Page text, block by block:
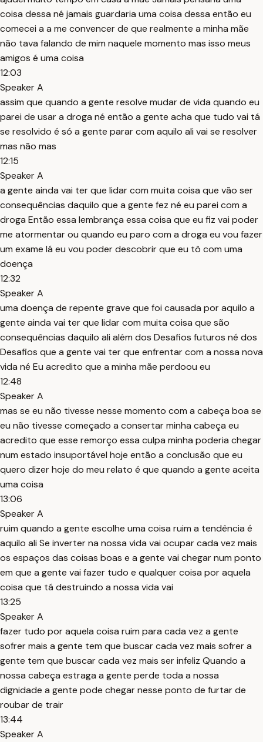
coisa dessa né jamais guardaria uma coisa dessa então eu
comecei a a me convencer de que realmente a minha mãe
não tava falando de mim naquele momento mas isso meus
amigos é uma coisa
12:03
Speaker A
assim que quando a gente resolve mudar de vida quando eu
parei de usar a droga né então a gente acha que tudo vai tá
se resolvido é só a gente parar com aquilo ali vai se resolver
mas não mas
12:15
Speaker A
a gente ainda vai ter que lidar com muita coisa que vão ser
consequências daquilo que a gente fez né eu parei com a
droga Então essa lembrança essa coisa que eu fiz vai poder
me atormentar ou quando eu paro com a droga eu vou fazer
um exame lá eu vou poder descobrir que eu tô com uma
doença
12:32
Speaker A
uma doença de repente grave que foi causada por aquilo a
gente ainda vai ter que lidar com muita coisa que são
consequências daquilo ali além dos Desafios futuros né dos
Desafios que a gente vai ter que enfrentar com a nossa nova
vida né Eu acredito que a minha mãe perdoou eu
12:48
Speaker A
mas se eu não tivesse nesse momento com a cabeça boa se
eu não tivesse começado a consertar minha cabeça eu
acredito que esse remorço essa culpa minha poderia chegar
num estado insuportável hoje então a conclusão que eu
quero dizer hoje do meu relato é que quando a gente aceita
uma coisa
13:06
Speaker A
ruim quando a gente escolhe uma coisa ruim a tendência é
aquilo ali Se inverter na nossa vida vai ocupar cada vez mais
os espaços das coisas boas e a gente vai chegar num ponto
em que a gente vai fazer tudo e qualquer coisa por aquela
coisa que tá destruindo a nossa vida vai
13:25
Speaker A
fazer tudo por aquela coisa ruim para cada vez a gente
sofrer mais a gente tem que buscar cada vez mais sofrer a
gente tem que buscar cada vez mais ser infeliz Quando a
nossa cabeça estraga a gente perde toda a nossa
dignidade a gente pode chegar nesse ponto de furtar de
roubar de trair
13:44
Speaker A